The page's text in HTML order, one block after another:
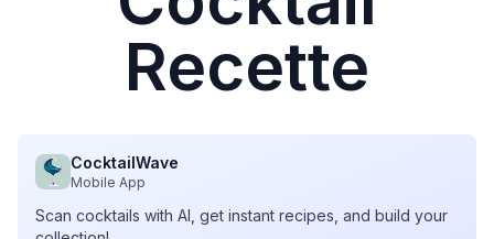
Recette
CocktailWave
Mobile App
Scan cocktails with AI, get instant recipes, and build your